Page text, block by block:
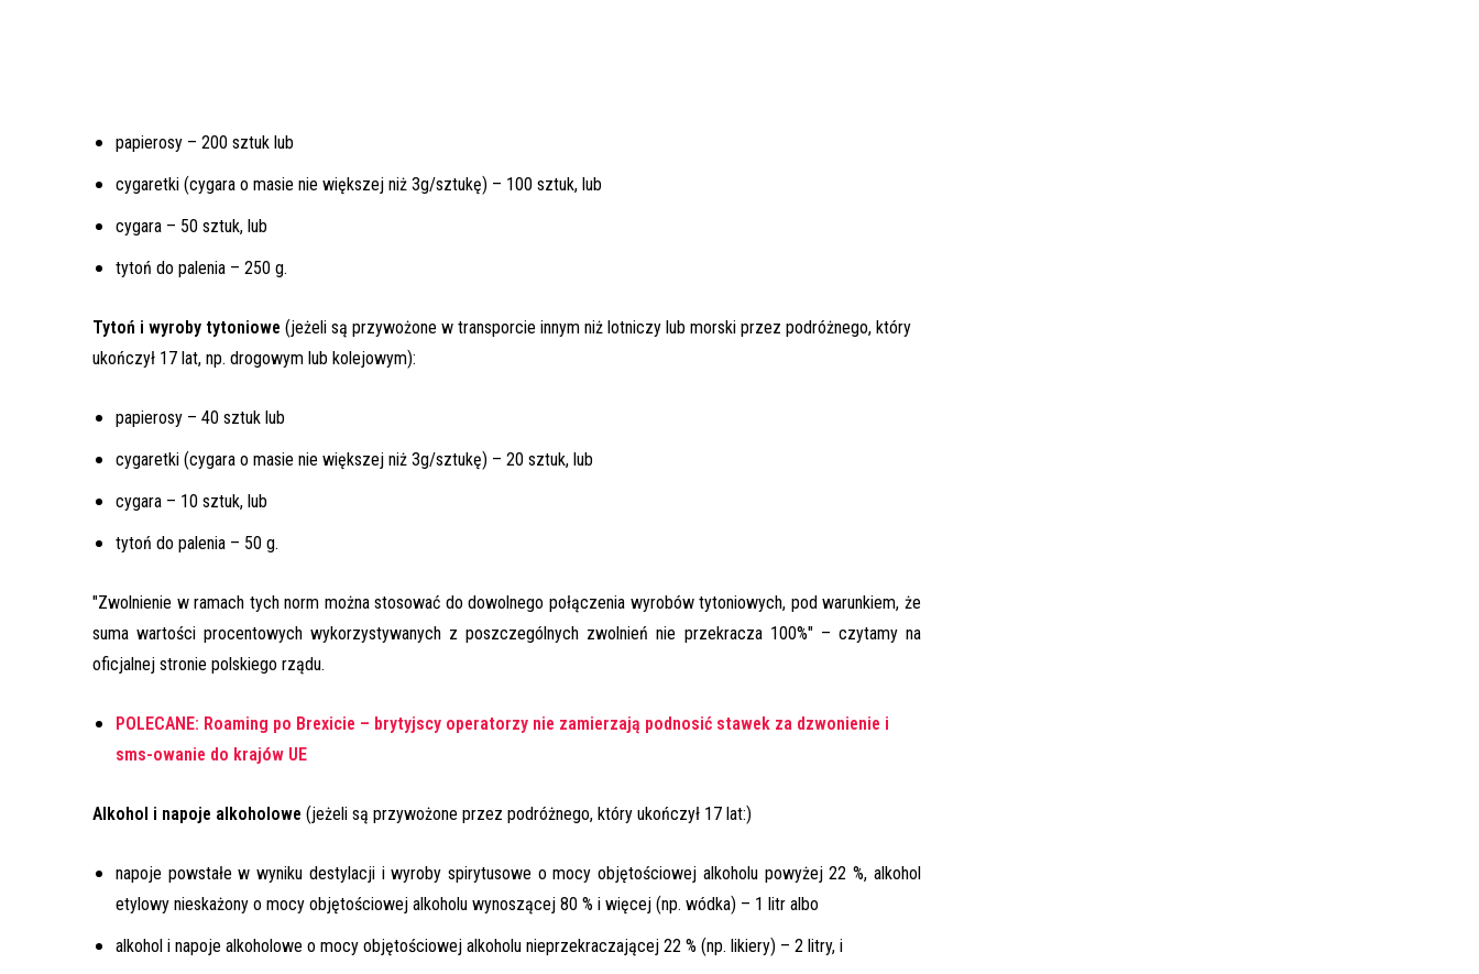
papierosy – 200 sztuk lub
cygaretki (cygara o masie nie większej niż 3g/sztukę) – 100 sztuk, lub
cygara – 50 sztuk, lub
tytoń do palenia – 250 g.
Tytoń i wyroby tytoniowe (jeżeli są przywożone w transporcie innym niż lotniczy lub morski przez podróżnego, który
ukończył 17 lat, np. drogowym lub kolejowym):
papierosy – 40 sztuk lub
cygaretki (cygara o masie nie większej niż 3g/sztukę) – 20 sztuk, lub
cygara – 10 sztuk, lub
tytoń do palenia – 50 g.
"Zwolnienie w ramach tych norm można stosować do dowolnego połączenia wyrobów tytoniowych, pod warunkiem, że
suma wartości procentowych wykorzystywanych z poszczególnych zwolnień nie przekracza 100%" – czytamy na
oficjalnej stronie polskiego rządu.
POLECANE: Roaming po Brexicie – brytyjscy operatorzy nie zamierzają podnosić stawek za dzwonienie i
sms-owanie do krajów UE
Alkohol i napoje alkoholowe (jeżeli są przywożone przez podróżnego, który ukończył 17 lat:)
napoje powstałe w wyniku destylacji i wyroby spirytusowe o mocy objętościowej alkoholu powyżej 22 %, alkohol
etylowy nieskażony o mocy objętościowej alkoholu wynoszącej 80 % i więcej (np. wódka) – 1 litr albo
alkohol i napoje alkoholowe o mocy objętościowej alkoholu nieprzekraczającej 22 % (np. likiery) – 2 litry, i